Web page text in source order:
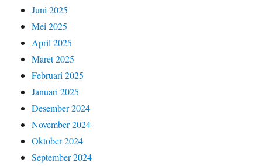
Juni 2025
Mei 2025
April 2025
Maret 2025
Februari 2025
Januari 2025
Desember 2024
November 2024
Oktober 2024
September 2024